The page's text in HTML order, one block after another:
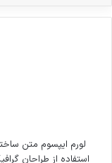
لورم ایپسوم متن
استفاده از طراحان